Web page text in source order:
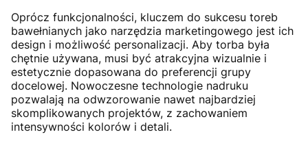
Oprócz funkcjonalności, kluczem do sukcesu toreb
bawełnianych jako narzędzia marketingowego jest ich
design i możliwość personalizacji. Aby torba była
chętnie używana, musi być atrakcyjna wizualnie i
estetycznie dopasowana do preferencji grupy
docelowej. Nowoczesne technologie nadruku
pozwalają na odwzorowanie nawet najbardziej
skomplikowanych projektów, z zachowaniem
intensywności kolorów i detali.